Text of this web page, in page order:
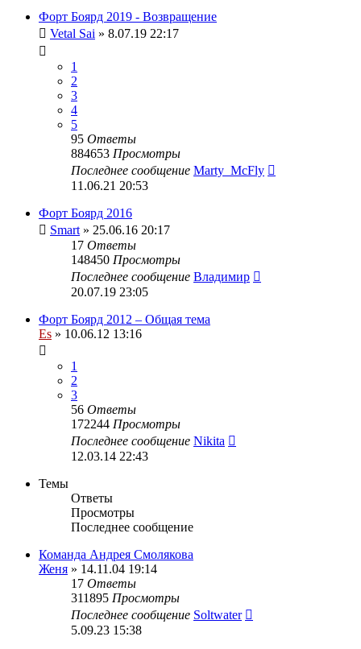
Форт Боярд 2019 - Возвращение
Vetal Sai » 8.07.19 22:17
1
2
3
4
5
95 Ответы
884653 Просмотры
Последнее сообщение Marty_McFly
11.06.21 20:53
Форт Боярд 2016
Smart » 25.06.16 20:17
17 Ответы
148450 Просмотры
Последнее сообщение Владимир
20.07.19 23:05
Форт Боярд 2012 – Общая тема
Es » 10.06.12 13:16
1
2
3
56 Ответы
172244 Просмотры
Последнее сообщение Nikita
12.03.14 22:43
Темы
Ответы
Просмотры
Последнее сообщение
Команда Андрея Смолякова
Женя » 14.11.04 19:14
17 Ответы
311895 Просмотры
Последнее сообщение Soltwater
5.09.23 15:38